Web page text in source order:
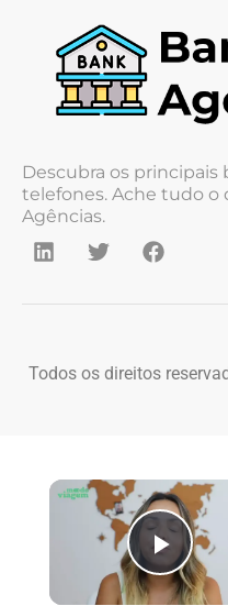
Descubra os principais
telefones. Ache tudo o
Agências.
Todos os direitos